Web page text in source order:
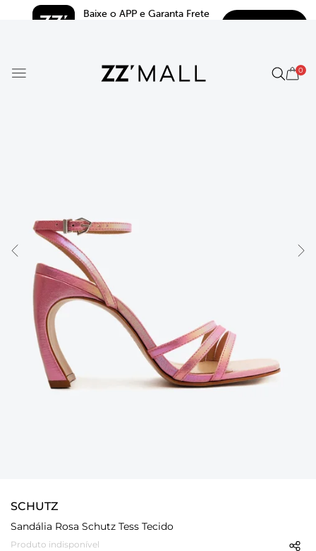
Baixe o APP e Garanta Frete
0
SCHUTZ
Sandália Rosa Schutz Tess Tecido
Produto indisponível